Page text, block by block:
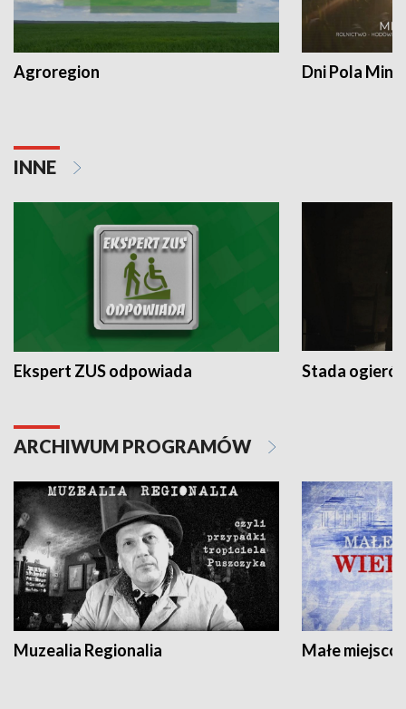
Agroregion Dni Pola
INNE
Ekspert ZUS odpowiada Stada
ARCHIWUM PROGRAMÓW
Muzealia Regionalia Małe